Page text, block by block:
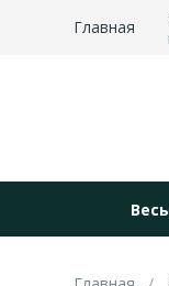
Главная